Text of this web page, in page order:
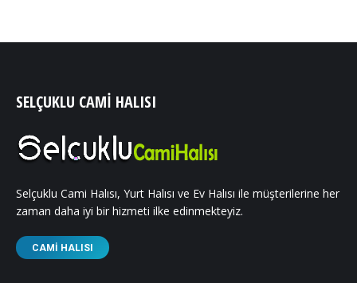
SELÇUKLU CAMI HALISI
Selçuklu Cami Halısı, Yurt Halısı ve Ev Halısı ile müşterilerine her
zaman daha iyi bir hizmeti ilke edinmekteyiz.
CAMI HALISI